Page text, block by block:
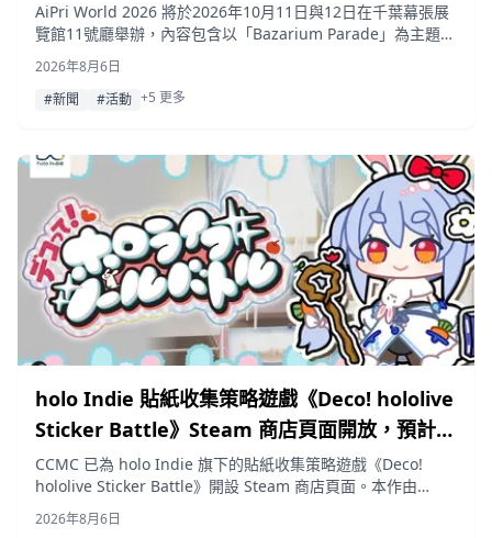
AiPri World 2026 將於2026年10月11日與12日在千葉幕張展
覽館11號廳舉辦，內容包含以「Bazarium Parade」為主題的
舞台表演、展覽、迷你遊戲與周邊商品，預售票將於8月14日
開賣。
2026年8月6日
#新聞
#活動 +5 更多
holo Indie 貼紙收集策略遊戲《Deco! hololive
Sticker Battle》Steam 商店頁面開放，預計 9
月 3 日發售
CCMC 已為 holo Indie 旗下的貼紙收集策略遊戲《Deco!
hololive Sticker Battle》開設 Steam 商店頁面。本作由
PREAPP PARTNERS 開發，玩家需透過貼紙裝飾 12 位
hololive 成員，組建最多三人的隊伍進行自動對戰，遊戲預計
2026年8月6日